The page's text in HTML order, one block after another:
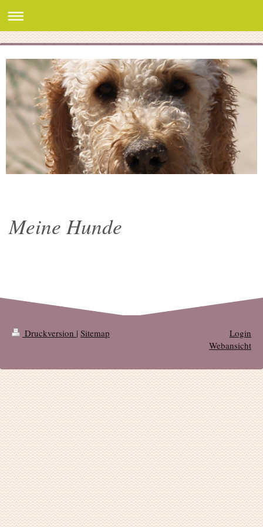
Meine Hunde
Druckversion | Sitemap
Login
Webansicht